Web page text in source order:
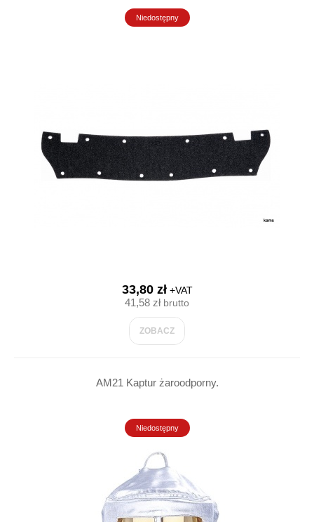
Niedostępny
33,80 zł+VAT
41,58 złbrutto
ZOBACZ
AM21 Kaptur żaroodporny.
Niedostępny